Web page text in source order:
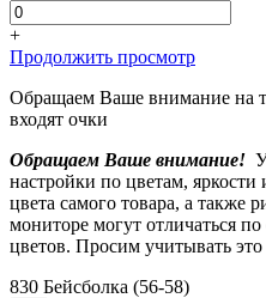
+
Продолжить просмотр
Обращаем Ваше внимание на
входят очки
Обращаем Ваше внимание!
настройки по цветам, яркости
цвета самого товара, а также
мониторе могут отличаться
цветов. Просим учитывать
830 Бейсболка (56-58)